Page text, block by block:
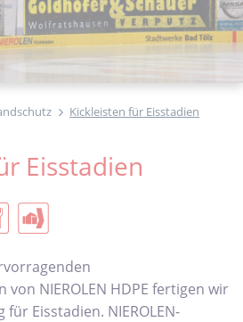
Kickleisten für Eisstadien
Eisstadien
NIEROLEN HDPE fertigen wir
Eisstadien. NIEROLEN-